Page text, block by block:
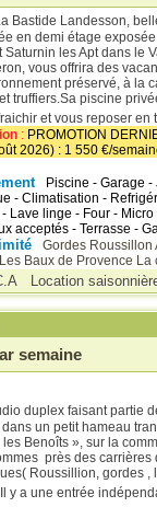
Bastide Landesson,
en demi étage
Saturnin les Apt dans le
vous offrira des
préservé, à la
truffiers.Sa piscine
et vous reposer en
: PROMOTION
2026) : 1 550 €/
Piscine - Garage
- Climatisation -
Lave linge - Four -
acceptés - Terrasse -
Gordes Roussillon
Les Baux de Provence La
Location
semaine
duplex faisant partie
un petit hameau
Benoîts », sur la
près des carrières
Roussillion, gordes
y a une entrée